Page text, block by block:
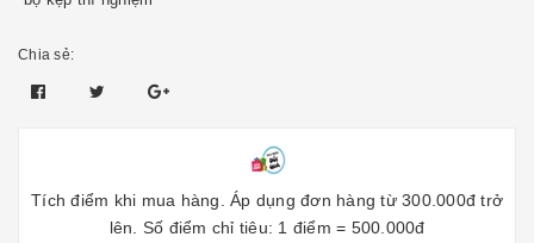
Chia sẻ:
Tích điểm khi mua hàng. Áp dụng đơn hàng từ 300.000đ trở
lên. Số điểm chỉ tiêu: 1 điểm = 500.000đ